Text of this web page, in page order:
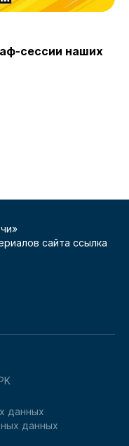
сессии наших
сайта ссылка
данных
данных